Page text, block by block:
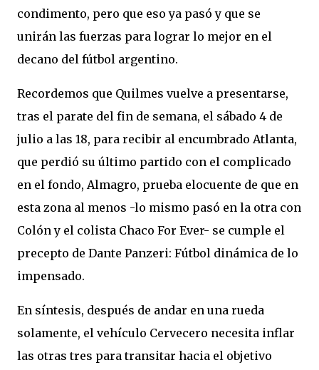
condimento, pero que eso ya pasó y que se
unirán las fuerzas para lograr lo mejor en el
decano del fútbol argentino.
Recordemos que Quilmes vuelve a presentarse,
tras el parate del fin de semana, el sábado 4 de
julio a las 18, para recibir al encumbrado Atlanta,
que perdió su último partido con el complicado
en el fondo, Almagro, prueba elocuente de que en
esta zona al menos -lo mismo pasó en la otra con
Colón y el colista Chaco For Ever- se cumple el
precepto de Dante Panzeri: Fútbol dinámica de lo
impensado.
En síntesis, después de andar en una rueda
solamente, el vehículo Cervecero necesita inflar
las otras tres para transitar hacia el objetivo